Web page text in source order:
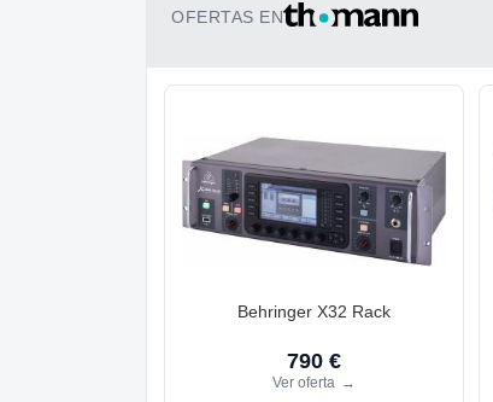
OFERTAS EN
Behringer X32 Rack
790 €
Ver oferta →